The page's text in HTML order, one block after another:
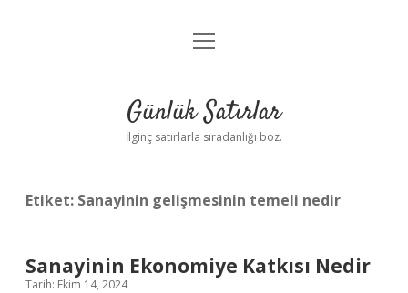
Anasayfa
Yasal Uyarı
menüyü
Günlük Satırlar
İlginç satırlarla sıradanlığı boz.
Etiket: Sanayinin gelişmesinin temeli nedir
Sanayinin Ekonomiye Katkısı Nedir
Tarih: Ekim 14, 2024